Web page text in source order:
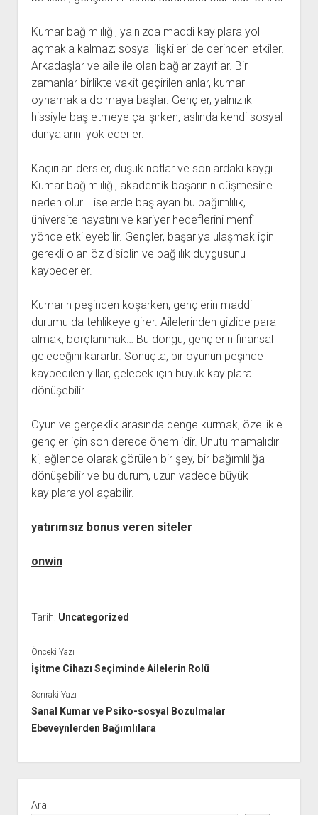
Kumar bağımlılığı, yalnızca maddi kayıplara yol
açmakla kalmaz; sosyal ilişkileri de derinden etkiler.
Arkadaşlar ve aile ile olan bağlar zayıflar. Bir
zamanlar birlikte vakit geçirilen anlar, kumar
oynamakla dolmaya başlar. Gençler, yalnızlık
hissiyle baş etmeye çalışırken, aslında kendi sosyal
dünyalarını yok ederler.
Kaçırılan dersler, düşük notlar ve sonlardaki kaygı…
Kumar bağımlılığı, akademik başarının düşmesine
neden olur. Liselerde başlayan bu bağımlılık,
üniversite hayatını ve kariyer hedeflerini menfî
yönde etkileyebilir. Gençler, başarıya ulaşmak için
gerekli olan öz disiplin ve bağlılık duygusunu
kaybederler.
Kumarın peşinden koşarken, gençlerin maddi
durumu da tehlikeye girer. Ailelerinden gizlice para
almak, borçlanmak… Bu döngü, gençlerin finansal
geleceğini karartır. Sonuçta, bir oyunun peşinde
kaybedilen yıllar, gelecek için büyük kayıplara
dönüşebilir.
Oyun ve gerçeklik arasında denge kurmak, özellikle
gençler için son derece önemlidir. Unutulmamalıdır
ki, eğlence olarak görülen bir şey, bir bağımlılığa
dönüşebilir ve bu durum, uzun vadede büyük
kayıplara yol açabilir.
yatırımsız bonus veren siteler
onwin
Tarih: Uncategorized
Önceki Yazı
İşitme Cihazı Seçiminde Ailelerin Rolü
Sonraki Yazı
Sanal Kumar ve Psiko-sosyal Bozulmalar
Ebeveynlerden Bağımlılara
Menü
Ara